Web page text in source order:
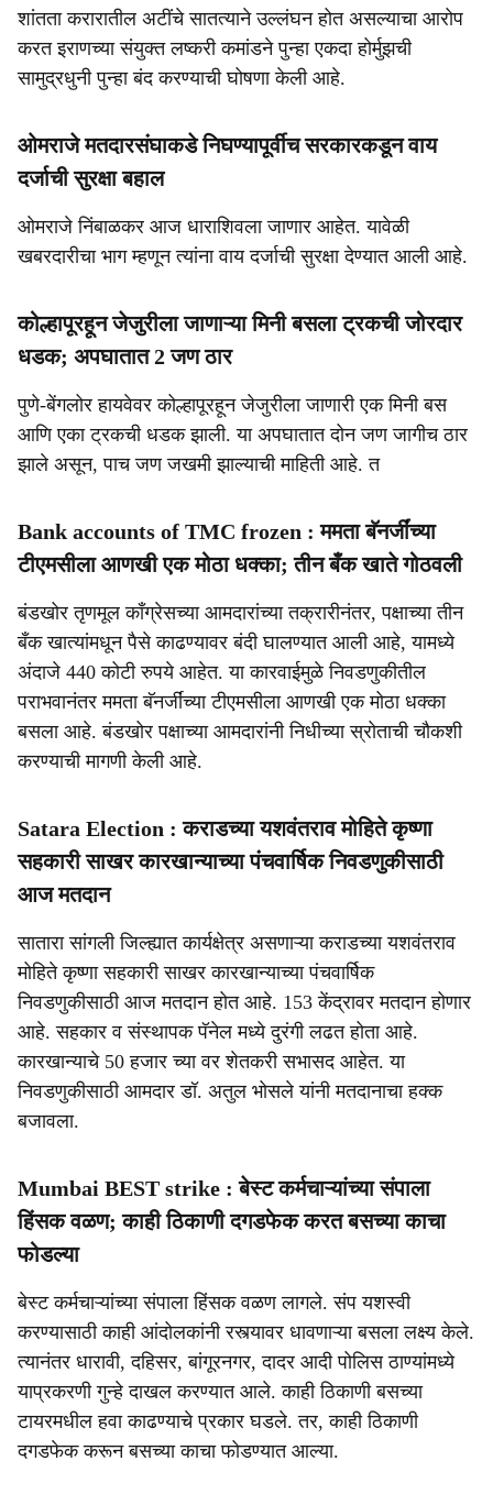
शांतता करारातील अटींचे सातत्याने उल्लंघन होत असल्याचा आरोप
करत इराणच्या संयुक्त लष्करी कमांडने पुन्हा एकदा होर्मुझची
सामुद्रधुनी पुन्हा बंद करण्याची घोषणा केली आहे.
ओमराजे मतदारसंघाकडे निघण्यापूर्वीच सरकारकडून वाय
दर्जाची सुरक्षा बहाल
ओमराजे निंबाळकर आज धाराशिवला जाणार आहेत. यावेळी
खबरदारीचा भाग म्हणून त्यांना वाय दर्जाची सुरक्षा देण्यात आली आहे.
कोल्हापूरहून जेजुरीला जाणाऱ्या मिनी बसला ट्रकची जोरदार
धडक; अपघातात 2 जण ठार
पुणे-बेंगलोर हायवेवर कोल्हापूरहून जेजुरीला जाणारी एक मिनी बस
आणि एका ट्रकची धडक झाली. या अपघातात दोन जण जागीच ठार
झाले असून, पाच जण जखमी झाल्याची माहिती आहे. त
Bank accounts of TMC frozen : ममता बॅनर्जींच्या
टीएमसीला आणखी एक मोठा धक्का; तीन बँक खाते गोठवली
बंडखोर तृणमूल काँग्रेसच्या आमदारांच्या तक्रारीनंतर, पक्षाच्या तीन
बँक खात्यांमधून पैसे काढण्यावर बंदी घालण्यात आली आहे, यामध्ये
अंदाजे 440 कोटी रुपये आहेत. या कारवाईमुळे निवडणुकीतील
पराभवानंतर ममता बॅनर्जींच्या टीएमसीला आणखी एक मोठा धक्का
बसला आहे. बंडखोर पक्षाच्या आमदारांनी निधीच्या स्रोताची चौकशी
करण्याची मागणी केली आहे.
Satara Election : कराडच्या यशवंतराव मोहिते कृष्णा
सहकारी साखर कारखान्याच्या पंचवार्षिक निवडणुकीसाठी
आज मतदान
सातारा सांगली जिल्ह्यात कार्यक्षेत्र असणाऱ्या कराडच्या यशवंतराव
मोहिते कृष्णा सहकारी साखर कारखान्याच्या पंचवार्षिक
निवडणुकीसाठी आज मतदान होत आहे. 153 केंद्रावर मतदान होणार
आहे. सहकार व संस्थापक पॅनेल मध्ये दुरंगी लढत होता आहे.
कारखान्याचे 50 हजार च्या वर शेतकरी सभासद आहेत. या
निवडणुकीसाठी आमदार डॉ. अतुल भोसले यांनी मतदानाचा हक्क
बजावला.
Mumbai BEST strike : बेस्ट कर्मचाऱ्यांच्या संपाला
हिंसक वळण; काही ठिकाणी दगडफेक करत बसच्या काचा
फोडल्या
बेस्ट कर्मचाऱ्यांच्या संपाला हिंसक वळण लागले. संप यशस्वी
करण्यासाठी काही आंदोलकांनी रस्त्यावर धावणाऱ्या बसला लक्ष्य केले.
त्यानंतर धारावी, दहिसर, बांगूरनगर, दादर आदी पोलिस ठाण्यांमध्ये
याप्रकरणी गुन्हे दाखल करण्यात आले. काही ठिकाणी बसच्या
टायरमधील हवा काढण्याचे प्रकार घडले. तर, काही ठिकाणी
दगडफेक करून बसच्या काचा फोडण्यात आल्या.